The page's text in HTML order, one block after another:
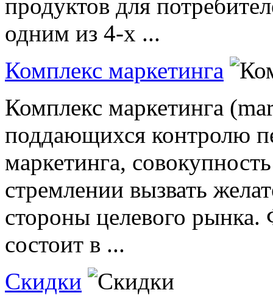
продуктов для
одним из 4-х ...
Комплекс маркетинга
Комплекс маркетинга
поддающихся контролю
маркетинга,
стремлении вызвать
стороны целевого
состоит в ...
Скидки